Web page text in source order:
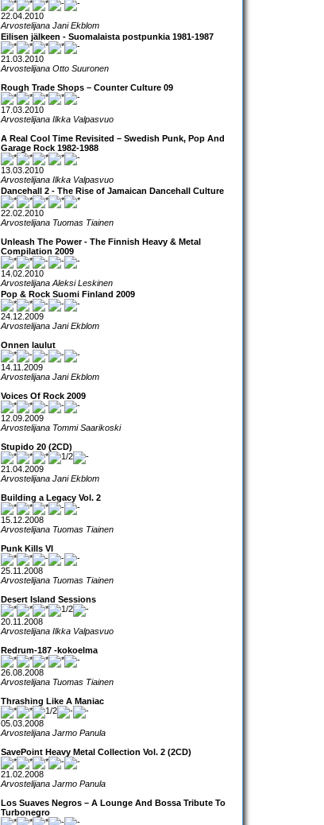
22.04.2010
Arvostelijana Jani Ekblom
Eilisen jälkeen - Suomalaista postpunkia 1981-1987
21.03.2010
Arvostelijana Otto Suuronen
Rough Trade Shops – Counter Culture 09
17.03.2010
Arvostelijana Ilkka Valpasvuo
A Real Cool Time Revisited – Swedish Punk, Pop And
Garage Rock 1982-1988
13.03.2010
Arvostelijana Ilkka Valpasvuo
Dancehall 2 - The Rise of Jamaican Dancehall Culture
22.02.2010
Arvostelijana Tuomas Tiainen
Unleash The Power - The Finnish Heavy & Metal
Compilation 2009
14.02.2010
Arvostelijana Aleksi Leskinen
Pop & Rock Suomi Finland 2009
24.12.2009
Arvostelijana Jani Ekblom
Onnen laulut
14.11.2009
Arvostelijana Jani Ekblom
Voices Of Rock 2009
12.09.2009
Arvostelijana Tommi Saarikoski
Stupido 20 (2CD)
21.04.2009
Arvostelijana Jani Ekblom
Building a Legacy Vol. 2
15.12.2008
Arvostelijana Tuomas Tiainen
Punk Kills VI
25.11.2008
Arvostelijana Tuomas Tiainen
Desert Island Sessions
20.11.2008
Arvostelijana Ilkka Valpasvuo
Redrum-187 -kokoelma
26.08.2008
Arvostelijana Tuomas Tiainen
Thrashing Like A Maniac
05.03.2008
Arvostelijana Jarmo Panula
SavePoint Heavy Metal Collection Vol. 2 (2CD)
21.02.2008
Arvostelijana Jarmo Panula
Los Suaves Negros – A Lounge And Bossa Tribute To
Turbonegro